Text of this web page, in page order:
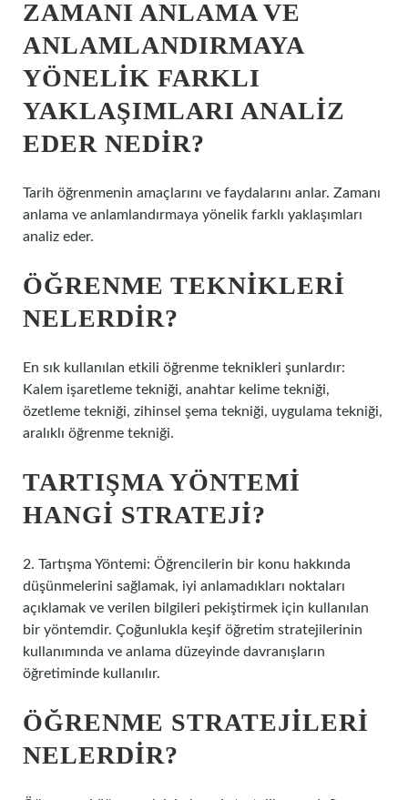
ZAMANI ANLAMA VE
ANLAMLANDIRMAYA
YÖNELIK FARKLI
YAKLAŞIMLARI ANALIZ
EDER NEDIR?
Tarih öğrenmenin amaçlarını ve faydalarını anlar. Zamanı
anlama ve anlamlandırmaya yönelik farklı yaklaşımları
analiz eder.
ÖĞRENME TEKNIKLERI
NELERDIR?
En sık kullanılan etkili öğrenme teknikleri şunlardır:
Kalem işaretleme tekniği, anahtar kelime tekniği,
özetleme tekniği, zihinsel şema tekniği, uygulama tekniği,
aralıklı öğrenme tekniği.
TARTIŞMA YÖNTEMI
HANGI STRATEJI?
2. Tartışma Yöntemi: Öğrencilerin bir konu hakkında
düşünmelerini sağlamak, iyi anlamadıkları noktaları
açıklamak ve verilen bilgileri pekiştirmek için kullanılan
bir yöntemdir. Çoğunlukla keşif öğretim stratejilerinin
kullanımında ve anlama düzeyinde davranışların
öğretiminde kullanılır.
ÖĞRENME STRATEJILERI
NELERDIR?